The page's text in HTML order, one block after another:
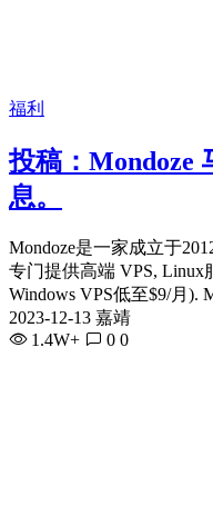
福利
投稿：Mondoze
息。
Mondoze是一家成立于
专门提供高端 VPS, Linux
Windows VPS低至$9/月
2023-12-13 嘉靖
1.4W+
0 0